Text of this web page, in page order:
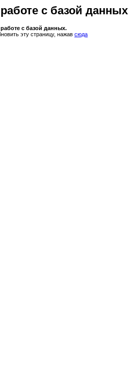
с базой данных
с базой данных.
эту страницу, нажав сюда